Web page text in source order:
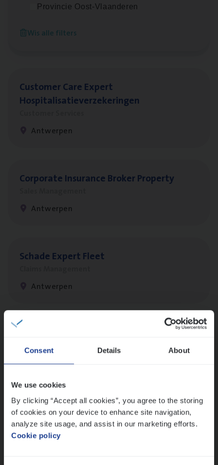
Consent Details About
We use cookies
By clicking “Accept all cookies”, you agree to the storing
of cookies on your device to enhance site navigation,
analyze site usage, and assist in our marketing efforts.
Cookie policy
Provincie Oost-Vlaanderen
Wis alle filters
Insu­ran­ce Bro­kerKMO
Antwerpen
Cus­to­mer Care Expert
Hospitalisatieverzekeringen
Antwerpen
Cor­po­ra­te Insu­ran­ce Bro­ker Property
Antwerpen
Scha­de Expert Fleet
Antwerpen
People Management, Sales Management
Antwerpen
(Agi­le)ITPro­ject Manager
IT, Change & Innovation
Antwerpen